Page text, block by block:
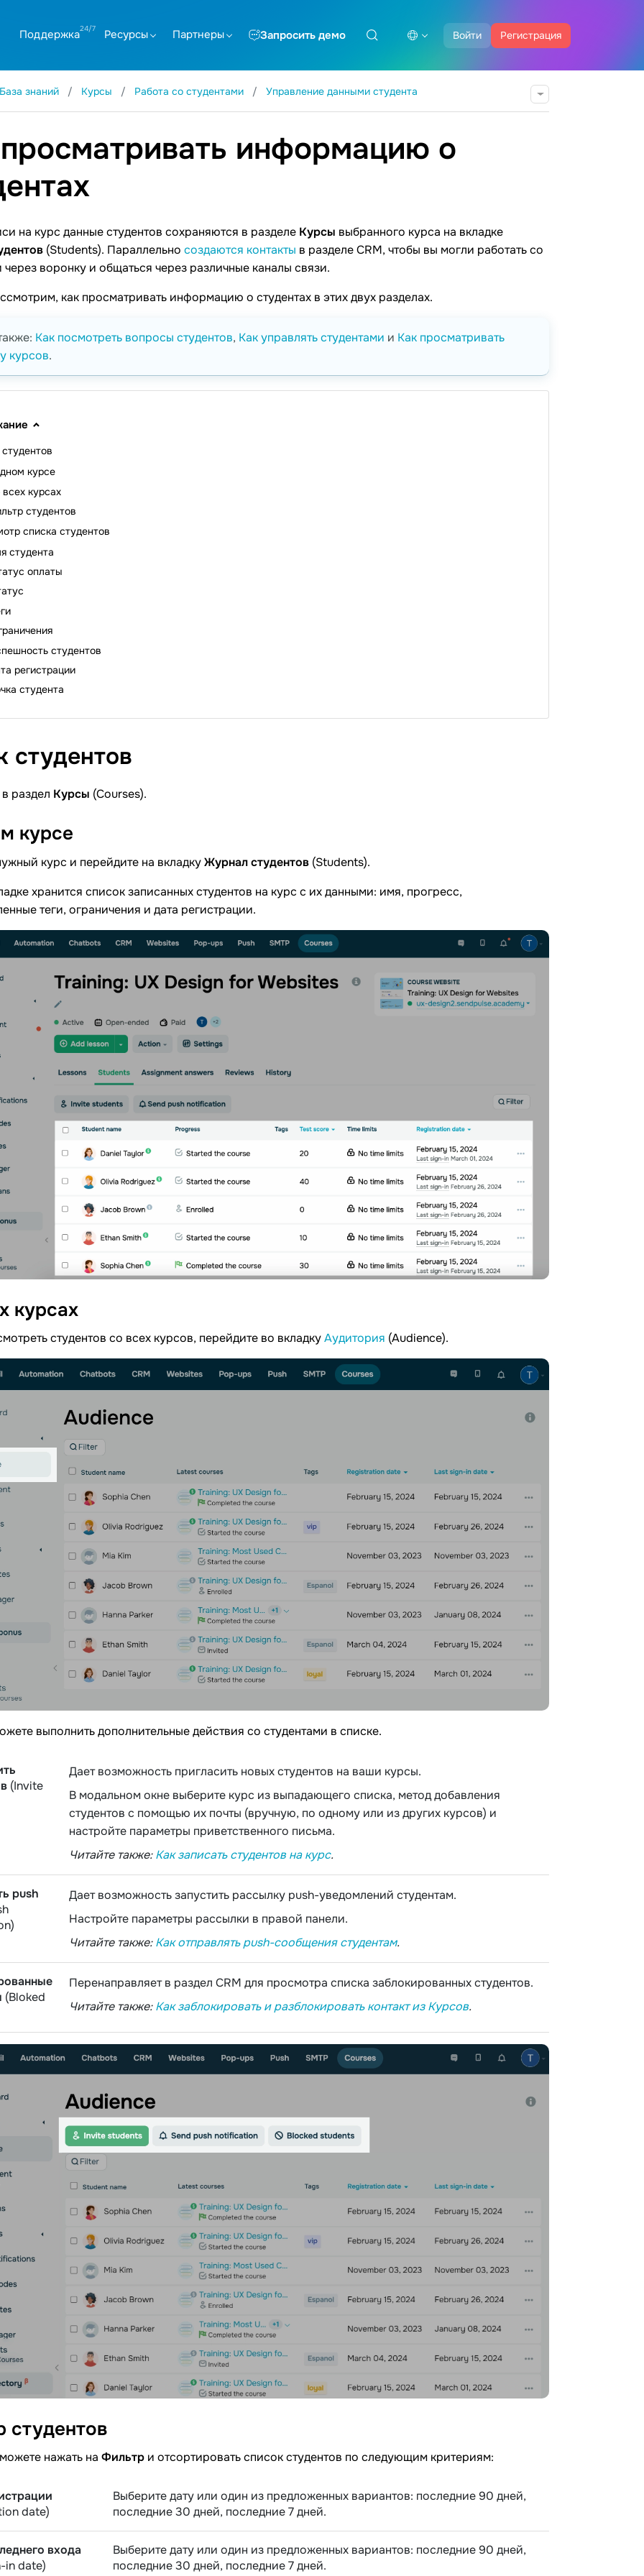
Войти Регистрация
Поддержка Ресурсы Партнеры Запросить демо
База знаний Курсы Работа со студентами Управление данными студента
информацию о
на курс данные студентов сохраняются в разделе Курсы выбранного курса на вкладке
(Students). Параллельно создаются контакты в разделе CRM, чтобы вы могли работать со
через воронку и общаться через различные каналы связи.
как просматривать информацию о студентах в этих двух разделах.
Как посмотреть вопросы студентов, Как управлять студентами и Как просматривать
курсов.
курсе
всех курсах
студентов
списка студентов
студента
оплаты
студентов
регистрации
студента
студентов
раздел Курсы (Courses).
курсе
курс и перейдите на вкладкуЖурнал студентов (Students).
хранится список записанных студентов на курс с их данными: имя, прогресс,
теги, ограничения и дата регистрации.
курсах
студентов со всех курсов, перейдите во вкладкуАудитория (Audience).
выполнить дополнительные действия со студентами в списке.
(Invite
Дает возможность пригласить новых студентов на ваши курсы.
В модальном окне выберите курс из выпадающего списка, метод добавления
студентов с помощью их почты (вручную, по одному или из других курсов) и
настройте параметры приветственного письма.
Читайте также:Как записать студентов на курс.
push
Дает возможность запустить рассылку push-уведомлений студентам.
Настройте параметры рассылки в правой панели.
Читайте также:Как отправлять push-сообщения студентам.
(Bloked
Перенаправляет в раздел CRM для просмотра списка заблокированных студентов.
Читайте также:Как заблокировать и разблокировать контакт из Курсов.
студентов
нажать на Фильтр и отсортировать список студентов по следующим критериям:
date)
Выберите дату или один из предложенных вариантов: последние 90 дней,
последние 30 дней, последние 7 дней.
входа
in date)
Выберите дату или один из предложенных вариантов: последние 90 дней,
последние 30 дней, последние 7 дней.